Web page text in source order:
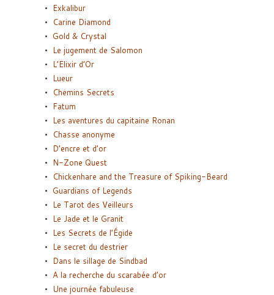
Exkalibur
Carine Diamond
Gold & Crystal
Le jugement de Salomon
L’Elixir d’Or
Lueur
Chemins Secrets
Fatum
Les aventures du capitaine Ronan
Chasse anonyme
D’encre et d’or
N-Zone Quest
Chickenhare and the Treasure of Spiking-Beard
Guardians of Legends
Le Tarot des Veilleurs
Le Jade et le Granit
Les Secrets de l’Égide
Le secret du destrier
Dans le sillage de Sindbad
A la recherche du scarabée d’or
Une journée fabuleuse